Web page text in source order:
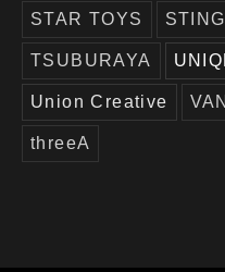
STAR TOYS
TSUBURAYA
Union Creative
threeA